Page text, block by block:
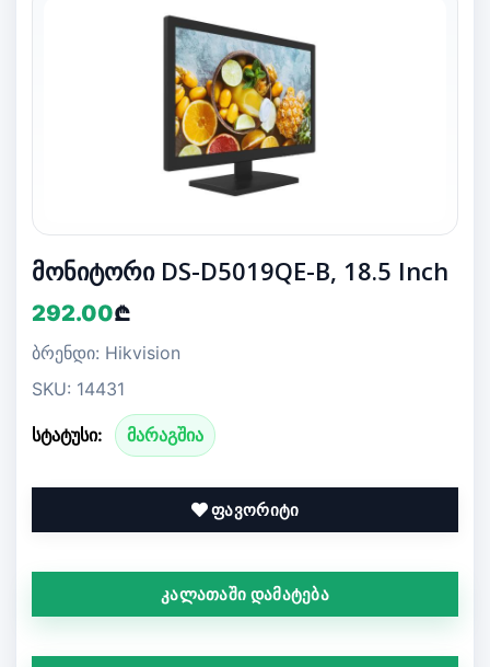
მონიტორი DS-D5019QE-B, 18.5 Inch
292.00₾
ბრენდი: Hikvision
SKU: 14431
სტატუსი: მარაგშია
ფავორიტი
კალათაში დამატება